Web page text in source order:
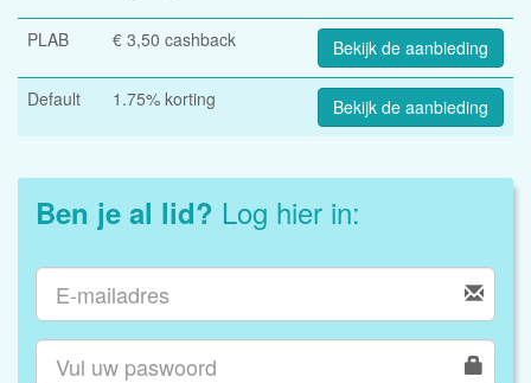
PLAB € 3,50 cashback Bekijk de aanbieding
Default 1.75% korting Bekijk de aanbieding
Ben je al lid? Log hier in: